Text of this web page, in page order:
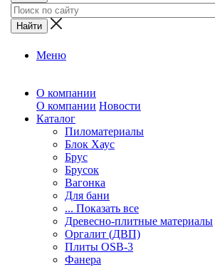
Меню
О компании
О компании Новости
Каталог
Пиломатериалы
Блок Хаус
Брус
Брусок
Вагонка
Для бани
... Показать все
Древесно-плитные материалы
Оргалит (ДВП)
Плиты OSB-3
Фанера